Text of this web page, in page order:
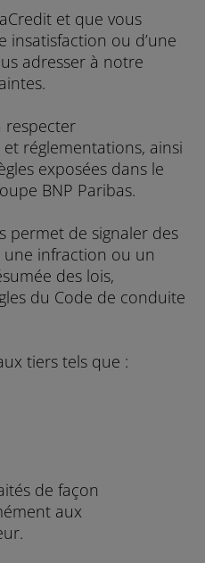
et que vous
insatisfaction ou d’une
adresser à notre
respecter
réglementations, ainsi
exposées dans le
BNP Paribas.
permet de signaler des
infraction ou un
des lois,
du Code de conduite
tiers tels que :
de façon
aux